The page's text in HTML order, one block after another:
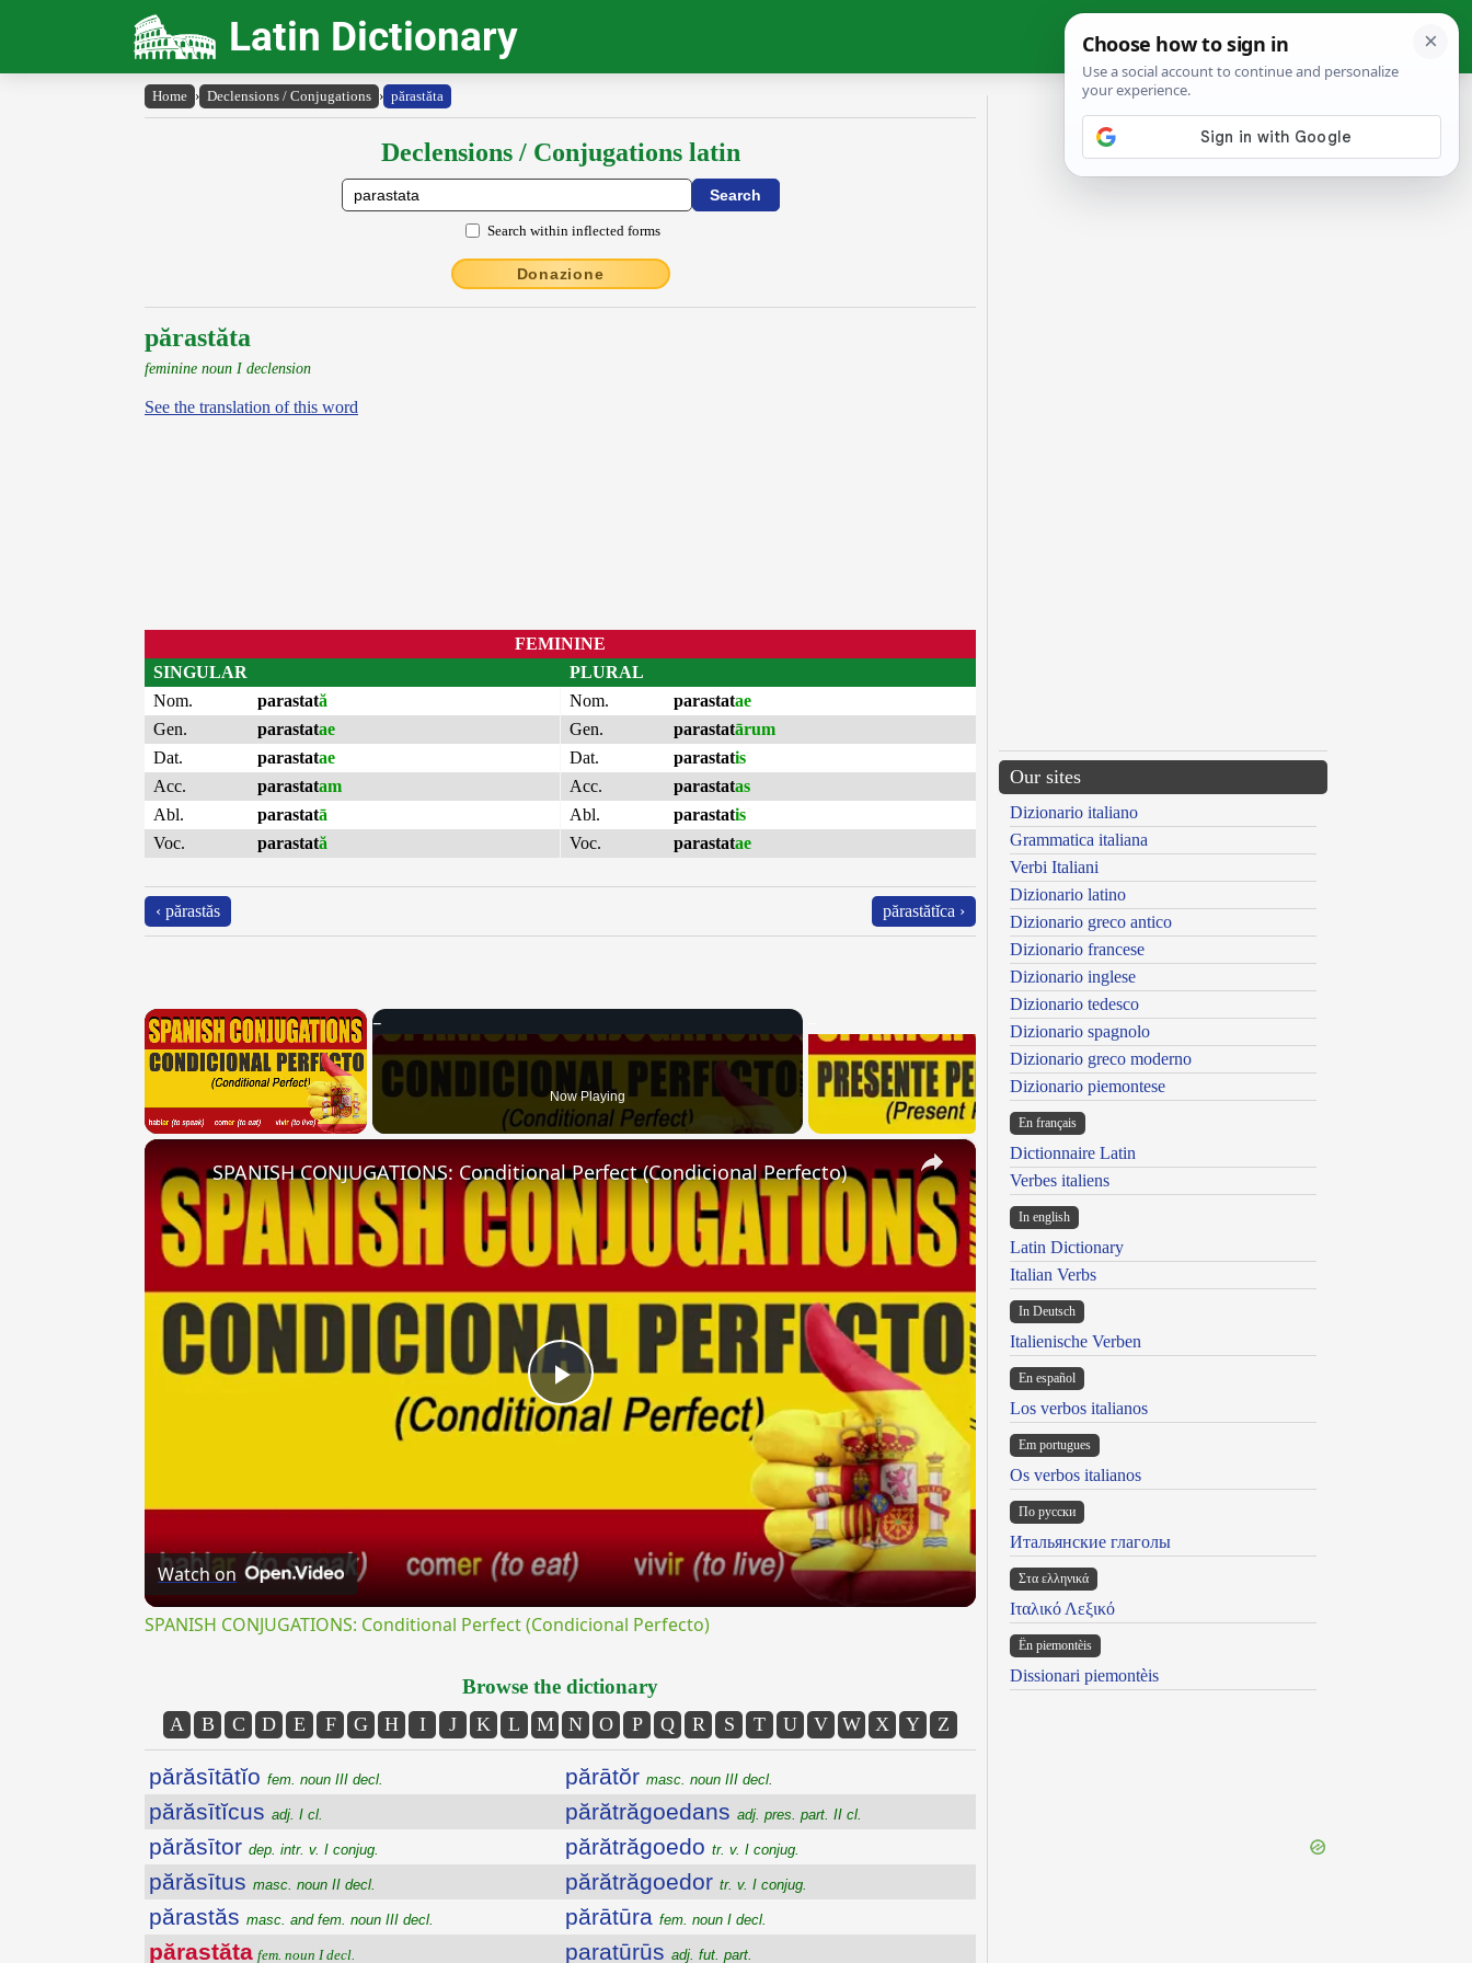
Latin Dictionary
Home › Declensions / Conjugations › părastăta
Declensions / Conjugations latin
Search within inflected forms
Donazione
părastăta
feminine noun I declension
See the translation of this word
FEMININE
SINGULAR
Nom.
parastată
Gen.
parastatae
Dat.
parastatae
Acc.
parastatam
Abl.
parastatā
Voc.
parastată
PLURAL
Nom.
parastatae
Gen.
parastatārum
Dat.
parastatis
Acc.
parastatas
Abl.
parastatis
Voc.
parastatae
‹ părastăs părastătĭca ›
×
Now Playing
×
Play
SPANISH CONJUGATIONS: Conditional Perfect (Condicional Perfecto)
Watch on
SPANISH CONJUGATIONS: Conditional Perfect (Condicional Perfecto)
Browse the dictionary
A B C D E F G H I J K L M N O P Q R S T U V W X Y Z
părăsītātĭo fem. noun III decl.
părăsītĭcus adj. I cl.
părăsītor dep. intr. v. I conjug.
părăsītus masc. noun II decl.
părastăs masc. and fem. noun III decl.
părastăta fem. noun I decl.
părātŏr masc. noun III decl.
părătrăgoedans adj. pres. part. II cl.
părătrăgoedo tr. v. I conjug.
părătrăgoedor tr. v. I conjug.
părātūra fem. noun I decl.
paratūrūs adj. fut. part.
Our sites
Dizionario italiano
Grammatica italiana
Verbi Italiani
Dizionario latino
Dizionario greco antico
Dizionario francese
Dizionario inglese
Dizionario tedesco
Dizionario spagnolo
Dizionario greco moderno
Dizionario piemontese
En français
Dictionnaire Latin
Verbes italiens
In english
Latin Dictionary
Italian Verbs
In Deutsch
Italienische Verben
En español
Los verbos italianos
Em portugues
Os verbos italianos
По русски
Итальянские глаголы
Στα ελληνικά
Ιταλικό Λεξικό
Ën piemontèis
Dissionari piemontèis